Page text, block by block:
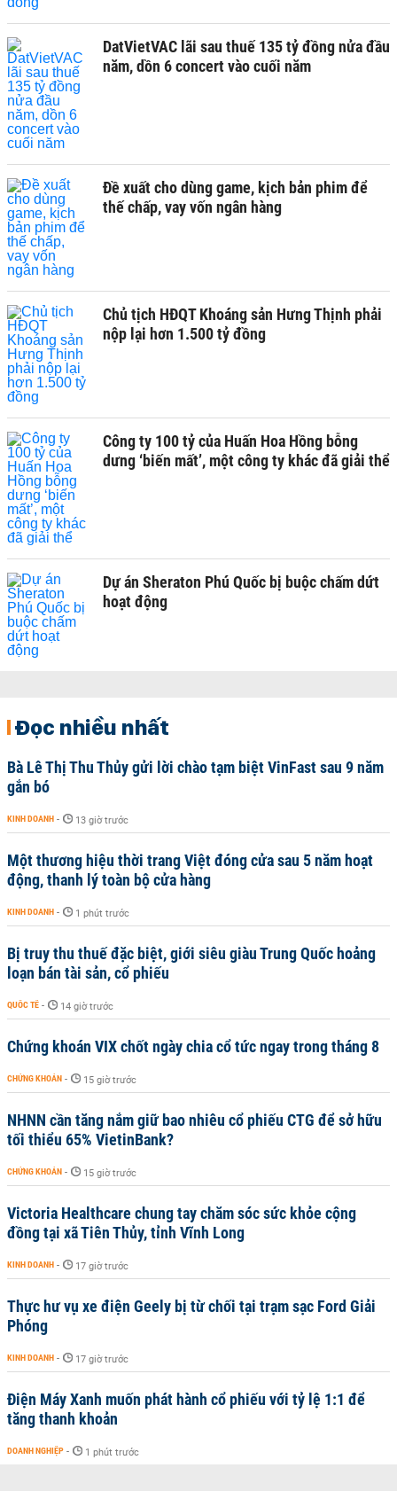
DatVietVAC lãi sau thuế 135 tỷ đồng nửa đầu
năm, dồn 6 concert vào cuối năm
Đề xuất cho dùng game, kịch bản phim để
thế chấp, vay vốn ngân hàng
Chủ tịch HĐQT Khoáng sản Hưng Thịnh phải
nộp lại hơn 1.500 tỷ đồng
Công ty 100 tỷ của Huấn Hoa Hồng bỗng
dưng ‘biến mất’, một công ty khác đã giải thể
Dự án Sheraton Phú Quốc bị buộc chấm dứt
hoạt động
Đọc nhiều nhất
Bà Lê Thị Thu Thủy gửi lời chào tạm biệt VinFast sau 9 năm
gắn bó
KINH DOANH - 13 giờ trước
Một thương hiệu thời trang Việt đóng cửa sau 5 năm hoạt
động, thanh lý toàn bộ cửa hàng
KINH DOANH - 1 phút trước
Bị truy thu thuế đặc biệt, giới siêu giàu Trung Quốc hoảng
loạn bán tài sản, cổ phiếu
QUỐC TẾ - 14 giờ trước
Chứng khoán VIX chốt ngày chia cổ tức ngay trong tháng 8
CHỨNG KHOÁN - 15 giờ trước
NHNN cần tăng nắm giữ bao nhiêu cổ phiếu CTG để sở hữu
tối thiểu 65% VietinBank?
CHỨNG KHOÁN - 15 giờ trước
Victoria Healthcare chung tay chăm sóc sức khỏe cộng
đồng tại xã Tiên Thủy, tỉnh Vĩnh Long
KINH DOANH - 17 giờ trước
Thực hư vụ xe điện Geely bị từ chối tại trạm sạc Ford Giải
Phóng
KINH DOANH - 17 giờ trước
Điện Máy Xanh muốn phát hành cổ phiếu với tỷ lệ 1:1 để
tăng thanh khoản
DOANH NGHIỆP - 1 phút trước